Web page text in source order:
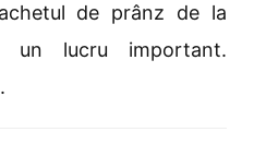
de prânz de la
un lucru important.